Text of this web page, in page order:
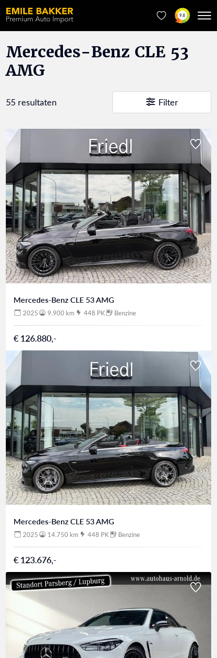
9.8
Mercedes-Benz CLE 53
AMG
55 resultaten Filter
Mercedes-Benz CLE 53 AMG
2025 9.900 km 448 PK Benzine
€ 126.880,-
Mercedes-Benz CLE 53 AMG
2025 14.750 km 448 PK Benzine
€ 123.676,-